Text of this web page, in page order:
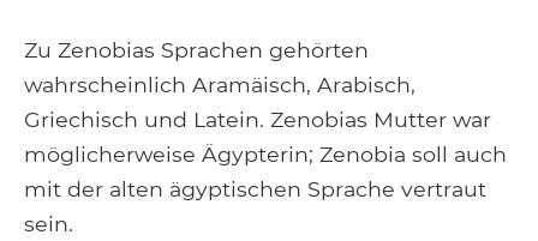
Zu Zenobias Sprachen gehörten
wahrscheinlich Aramäisch, Arabisch,
Griechisch und Latein. Zenobias Mutter war
möglicherweise Ägypterin; Zenobia soll auch
mit der alten ägyptischen Sprache vertraut
sein.